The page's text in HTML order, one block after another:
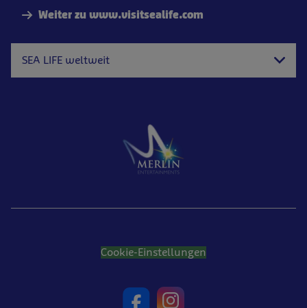
Weiter zu www.visitsealife.com
SEA LIFE weltweit
Cookie-Einstellungen